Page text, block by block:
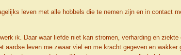
leven met alle hobbels die te nemen zijn en in contact
ik. Daar waar liefde niet kan stromen, verharding en
leven me zwaar viel en me kracht gegeven en wakker